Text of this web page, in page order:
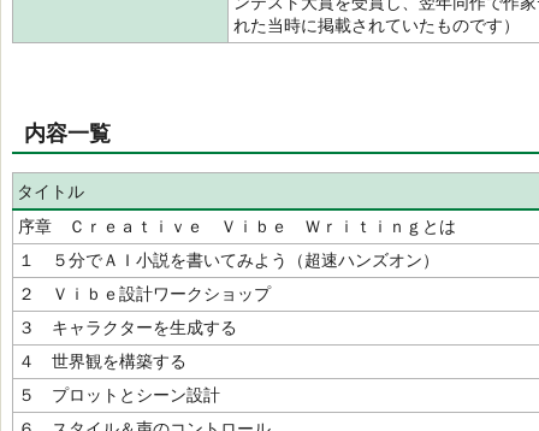
れた当時に掲載されていたものです）
内容一覧
タイトル
序章 Ｃｒｅａｔｉｖｅ Ｖｉｂｅ Ｗｒｉｔｉｎｇとは
１ ５分でＡＩ小説を書いてみよう（超速ハンズオン）
２ Ｖｉｂｅ設計ワークショップ
３ キャラクターを生成する
４ 世界観を構築する
５ プロットとシーン設計